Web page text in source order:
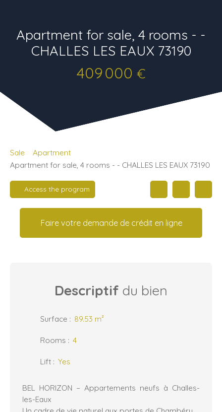
Apartment for sale, 4 rooms - -
CHALLES LES EAUX 73190
409 000 €
Sale
Apartment
Apartment for sale, 4 rooms - - CHALLES LES EAUX 73190
Access the program
Faire votre demande de crédit en ligne
Descriptif du bien
Surface : 89.53 m²
Rooms : 4
Lift : Yes
BEL HORIZON – Appartements neufs à Challes-
les-Eaux